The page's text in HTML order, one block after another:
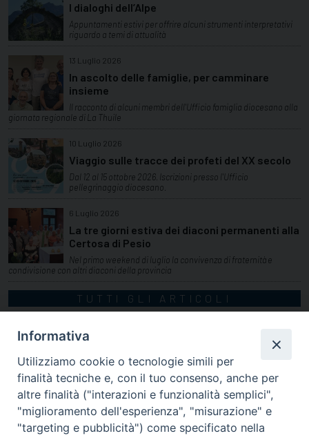
I dialoghi dell’Alpe
Appuntamenti estivi per offrire alcuni strumenti interpretativi
riguardo a temi di attualità
13 Luglio 2026
In ascolto delle famiglie, per camminare
insieme
Il racconto di alcuni membri dell'Ufficio famiglia diocesano alla
giornata regionale di La Thuile
10 Luglio 2026
Viaggio sulle tracce dei profeti del XX secolo
Dal 12 al 15 ottobre 2026. Iscrizioni presso l'Ufficio
pellegrinaggio diocesano.
6 Luglio 2026
La tre giorni estiva dei diaconi permanenti alla
Certosa di Pesio
Nel primo weekend di luglio la convivenza di fraternità e
condivisione con altri diaconi della provincia
TUTTI GLI ARTICOLI
Informativa
Utilizziamo cookie o tecnologie simili per
finalità tecniche e, con il tuo consenso, anche per
altre finalità ("interazioni e funzionalità semplici",
"miglioramento dell'esperienza", "misurazione" e
"targeting e pubblicità") come specificato nella